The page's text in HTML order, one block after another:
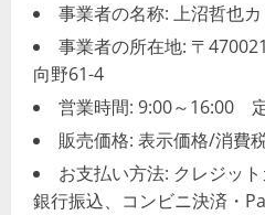
事業者の名称: 上沼哲也
事業者の所在地: 〒
向野61-4
営業時間: 9:00～16:00
販売価格: 表示価格/消費
お支払い方法: クレジット
銀行振込、コンビニ決済・